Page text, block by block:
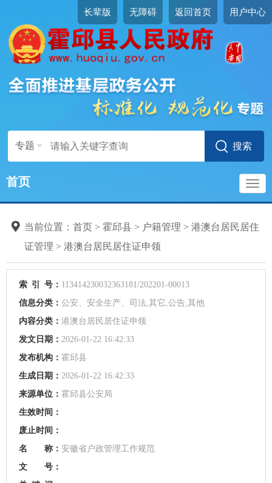
长辈版 无障碍 返回首页 用户中心
专题
首页
当前位置： 首页 > 霍邱县 > 户籍管理 > 港澳台居民居住
证管理 > 港澳台居民居住证申领
索 引 号： 113414230032363181/202201-00013
信息分类： 公安、安全生产、司法,其它,公告,其他
内容分类： 港澳台居民居住证申领
发文日期： 2026-01-22 16:42:33
发布机构： 霍邱县
生成日期： 2026-01-22 16:42:33
来源单位： 霍邱县公安局
生效时间：
废止时间：
名 称： 安徽省户政管理工作规范
文 号：